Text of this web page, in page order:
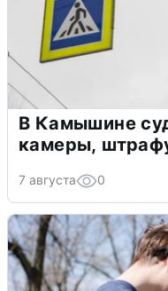
В Камышине
камеры,
7 августа 0